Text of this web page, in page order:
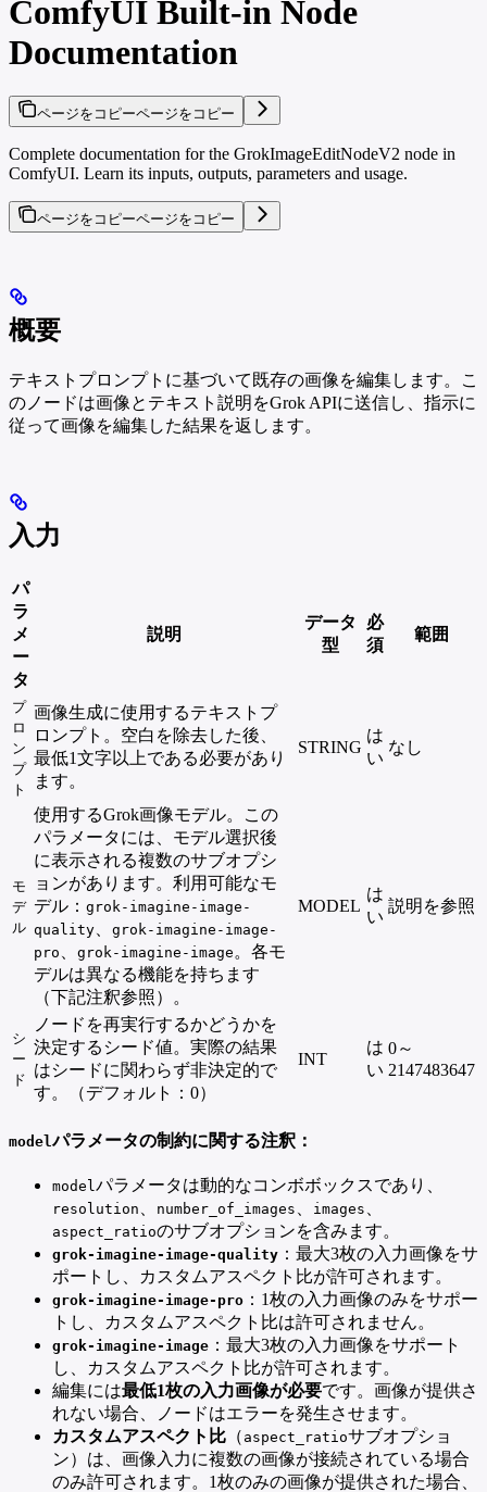
ComfyUI Built-in Node
Documentation
ページをコピーページをコピー
Complete documentation for the GrokImageEditNodeV2 node in
ComfyUI. Learn its inputs, outputs, parameters and usage.
ページをコピーページをコピー
概要
テキストプロンプトに基づいて既存の画像を編集します。こ
のノードは画像とテキスト説明をGrok APIに送信し、指示に
従って画像を編集した結果を返します。
入力
パ
ラ
メ
ー
タ
説明
データ
型
必
須
範囲
プ
ロ
ン
プ
ト
画像生成に使用するテキストプ
ロンプト。空白を除去した後、
最低1文字以上である必要があり
ます。
STRING
は
い
なし
モ
デ
ル
使用するGrok画像モデル。この
パラメータには、モデル選択後
に表示される複数のサブオプシ
ョンがあります。利用可能なモ
デル： grok-imagine-image-
quality
grok-imagine-image-
pro
grok-imagine-image 。各モ
デルは異なる機能を持ちます
（下記注釈参照）。
MODEL
は
い
説明を参照
シ
ー
ド
ノードを再実行するかどうかを
決定するシード値。実際の結果
はシードに関わらず非決定的で
す。（デフォルト：0）
INT
は
い
0～
2147483647
modelパラメータの制約に関する注釈：
model パラメータは動的なコンボボックスであり、
resolution number_of_images images
aspect_ratioのサブオプションを含みます。
grok-imagine-image-quality ：最大3枚の入力画像をサ
ポートし、カスタムアスペクト比が許可されます。
grok-imagine-image-pro ：1枚の入力画像のみをサポー
トし、カスタムアスペクト比は許可されません。
grok-imagine-image ：最大3枚の入力画像をサポート
し、カスタムアスペクト比が許可されます。
編集には最低1枚の入力画像が必要です。画像が提供さ
れない場合、ノードはエラーを発生させます。
カスタムアスペクト比 （ aspect_ratioサブオプショ
ン）は、画像入力に複数の画像が接続されている場合
のみ許可されます。1枚のみの画像が提供された場合、